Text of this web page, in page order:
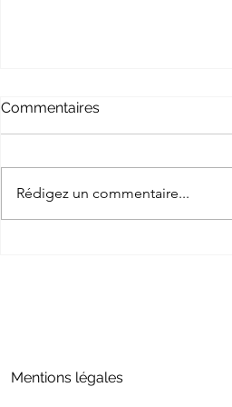
Commentaires
Rédigez un commentaire...
Mentions légales